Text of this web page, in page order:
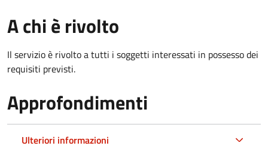
A chi è rivolto
Il servizio è rivolto a tutti i soggetti interessati in possesso dei
requisiti previsti.
Approfondimenti
Ulteriori informazioni